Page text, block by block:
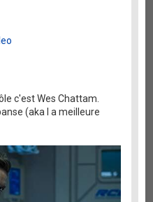
c'est Wes Chattam.
(aka l a meilleure